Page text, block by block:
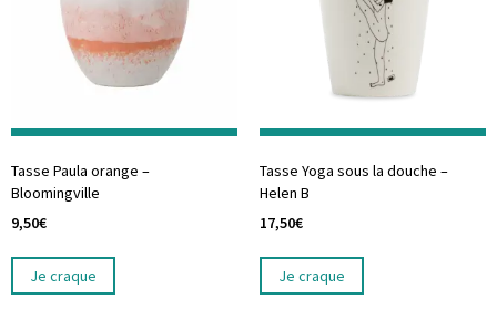
Tasse Paula orange –
Bloomingville
9,50€
Je craque
Tasse Yoga sous la douche –
Helen B
17,50€
Je craque